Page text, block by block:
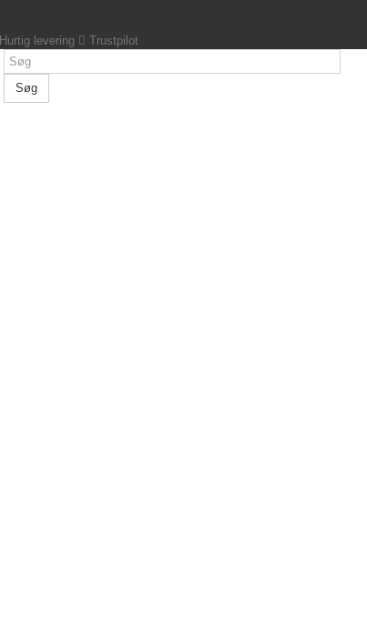
Hurtig levering Trustpilot
Søg